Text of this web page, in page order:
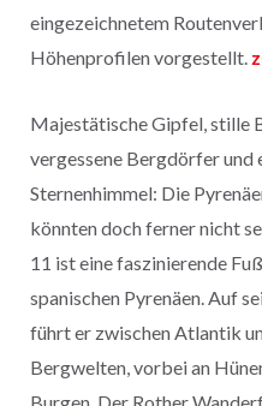
eingezeichnetem
Höhenprofilen vorgestellt.
Majestätische Gipfel, stille
vergessene Bergdörfer und
Sternenhimmel: Die
könnten doch ferner nicht
11 ist eine faszinierende
spanischen Pyrenäen. Auf
führt er zwischen Atlantik
Bergwelten, vorbei an